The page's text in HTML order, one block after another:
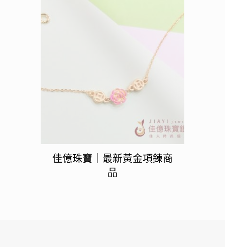
佳億珠寶｜最新黃金項鍊商
品